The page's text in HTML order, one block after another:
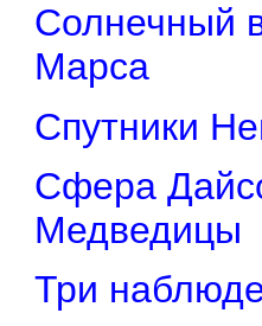
Солнечный
Марса
Спутники
Сфера
Медведицы
Три